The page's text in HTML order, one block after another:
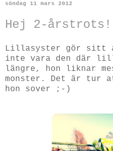
söndag 11 mars 2012
Hej 2-årstrots!
Lillasyster gör sitt
inte vara den där
längre, hon liknar
monster. Det är tur
hon sover ;-)